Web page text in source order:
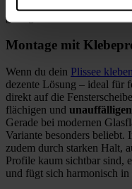
gefragt ist.
Montage mit
Wenn du dein Plissee kleben
dezente Lösung – ideal für
direkt auf die
flächigen und
Gerade bei modernen
Variante besonders beliebt.
zudem durch starken Halt,
Profile kaum sichtbar sind,
und fügt sich harmonisch in